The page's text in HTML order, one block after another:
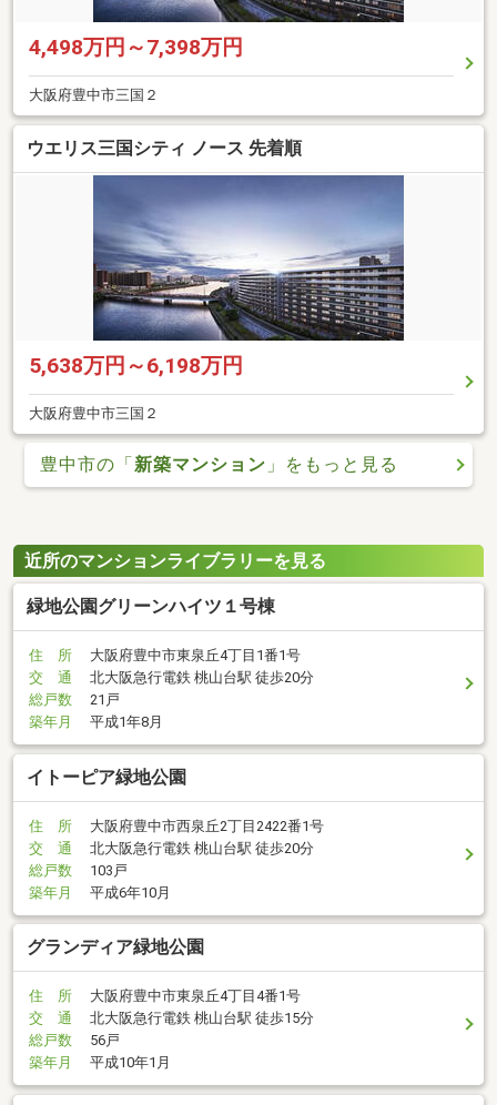
4,498万円～7,398万円
大阪府豊中市三国２
ウエリス三国シティ ノース 先着順
5,638万円～6,198万円
大阪府豊中市三国２
豊中市の「 新築マンション 」をもっと見る
近所のマンションライブラリーを見る
緑地公園グリーンハイツ１号棟
住 所
大阪府豊中市東泉丘4丁目1番1号
交 通
北大阪急行電鉄 桃山台駅 徒歩20分
総戸数
21戸
築年月
平成1年8月
イトーピア緑地公園
住 所
大阪府豊中市西泉丘2丁目2422番1号
交 通
北大阪急行電鉄 桃山台駅 徒歩20分
総戸数
103戸
築年月
平成6年10月
グランディア緑地公園
住 所
大阪府豊中市東泉丘4丁目4番1号
交 通
北大阪急行電鉄 桃山台駅 徒歩15分
総戸数
56戸
築年月
平成10年1月